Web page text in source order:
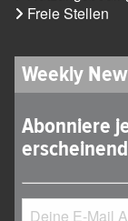
Freie Stellen
Weekly
Abonniere